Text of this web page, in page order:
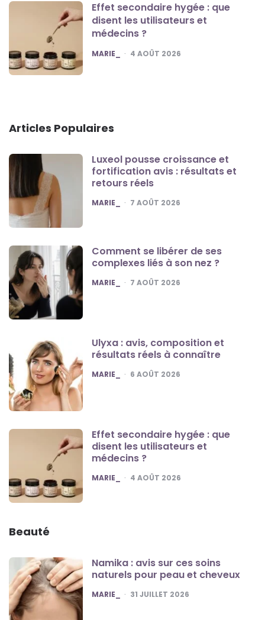
Effet secondaire hygée : que
disent les utilisateurs et
médecins ?
POSTED
MARIE_ 4 AOÛT 2026
Articles Populaires
Luxeol pousse croissance et
fortification avis : résultats et
retours réels
POSTED
MARIE_ 7 AOÛT 2026
Comment se libérer de ses
complexes liés à son nez ?
POSTED
MARIE_ 7 AOÛT 2026
Ulyxa : avis, composition et
résultats réels à connaître
POSTED
MARIE_ 6 AOÛT 2026
Effet secondaire hygée : que
disent les utilisateurs et
médecins ?
POSTED
MARIE_ 4 AOÛT 2026
Beauté
Namika : avis sur ces soins
naturels pour peau et cheveux
POSTED
MARIE_ 31 JUILLET 2026